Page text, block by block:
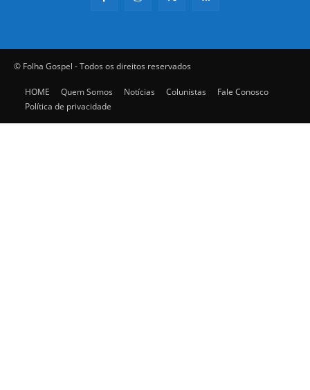
© Folha Gospel - Todos os direitos reservados
HOME Quem Somos Notícias Colunistas
Fale Conosco
Política de privacidade